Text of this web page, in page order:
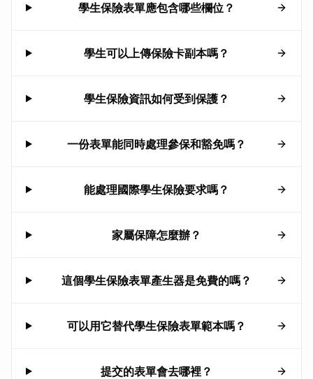
學生保險表單應包含哪些欄位？
學生可以上傳保險卡副本嗎？
學生保險資訊如何受到保護？
一份表單能同時處理參保和豁免嗎？
能處理國際學生保險要求嗎？
家屬保障怎麼辦？
這個學生保險表單產生器是免費的嗎？
可以用它替代學生保險表單範本嗎？
提交的表單會去哪裡？